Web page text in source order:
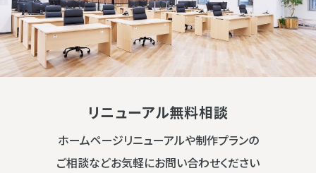
リニューアル無料相談
ホームページリニューアルや制作プランの
ご相談などお気軽にお問い合わせください